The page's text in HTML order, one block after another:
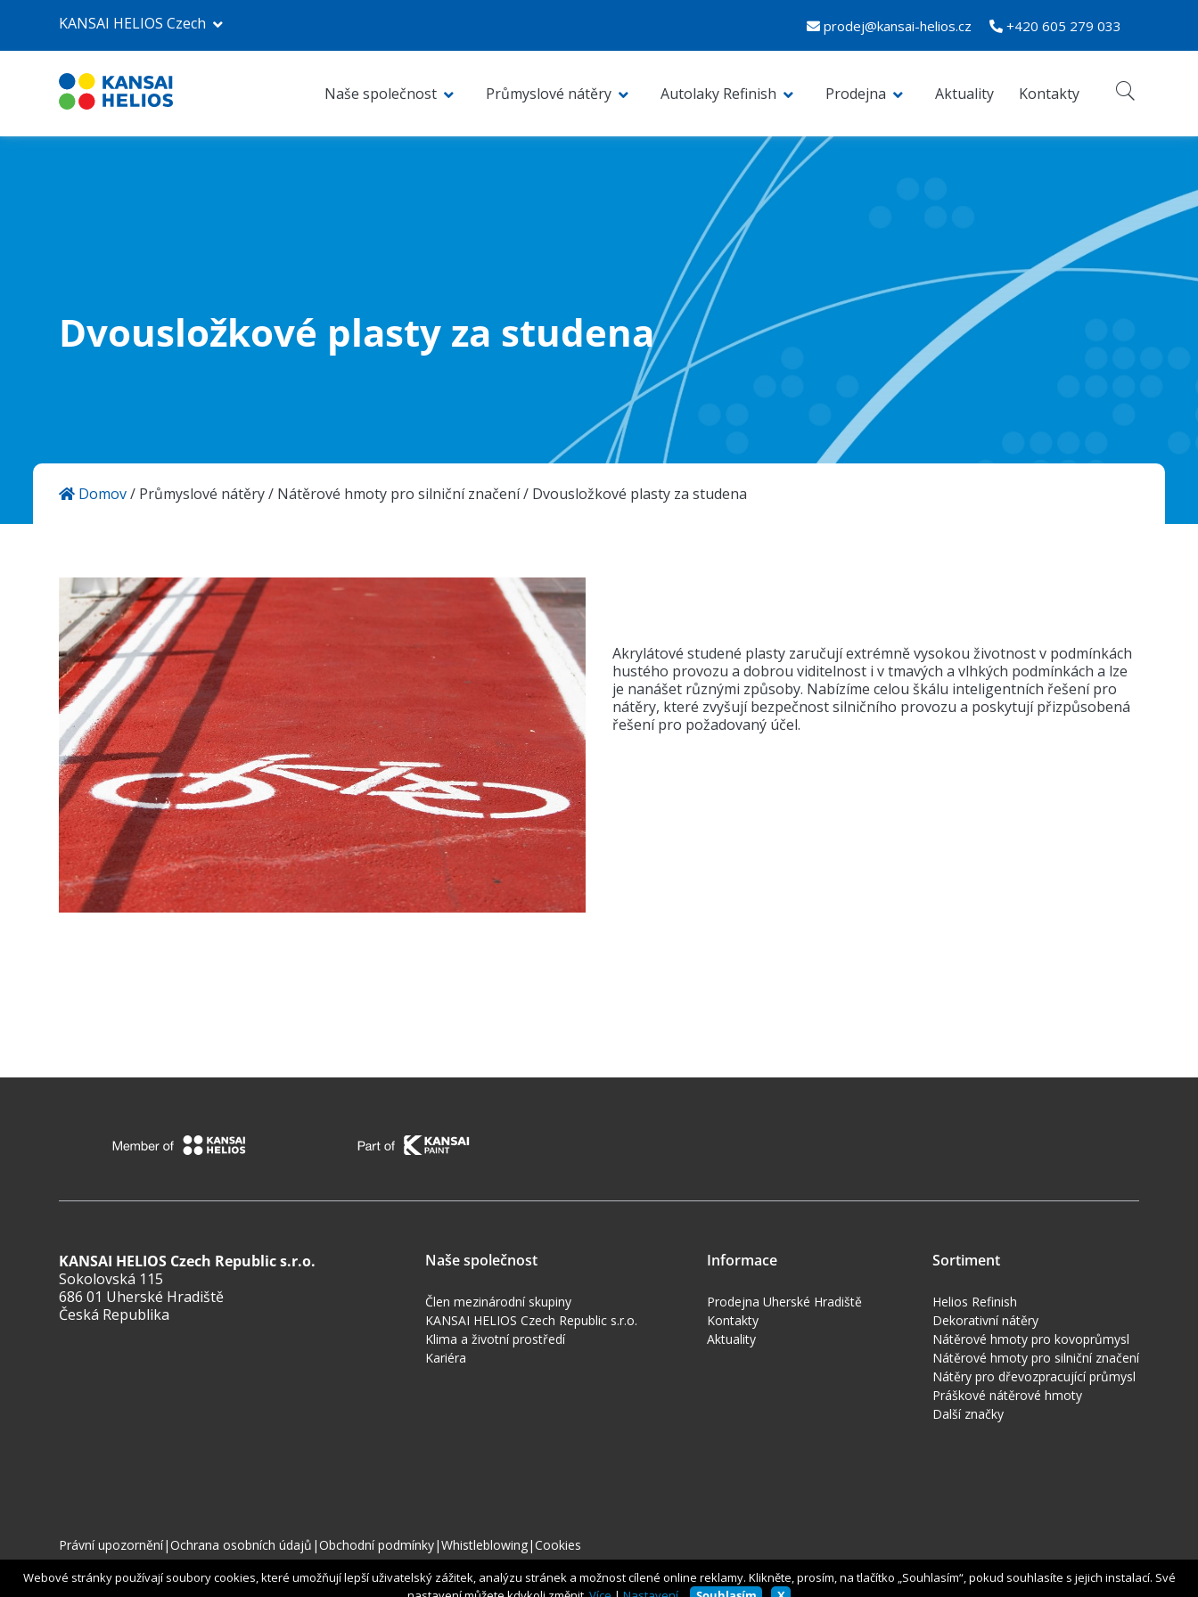
KANSAI HELIOS Czech prodej@kansai-helios.cz +420 605 279 033
Naše společnost Průmyslové nátěry Autolaky Refinish Prodejna Aktuality Kontakty
Dvousložkové plasty za studena
Domov/ Průmyslové nátěry/ Nátěrové hmoty pro silniční značení/ Dvousložkové plasty za studena
Akrylátové studené plasty zaručují extrémně vysokou životnost v podmínkách
hustého provozu a dobrou viditelnost i v tmavých a vlhkých podmínkách a lze
je nanášet různými způsoby. Nabízíme celou škálu inteligentních řešení pro
nátěry, které zvyšují bezpečnost silničního provozu a poskytují přizpůsobená
řešení pro požadovaný účel.
KANSAI HELIOS Czech Republic s.r.o.
Sokolovská 115
686 01 Uherské Hradiště
Česká Republika
Naše společnost
Člen mezinárodní skupiny
KANSAI HELIOS Czech Republic s.r.o.
Klima a životní prostředí
Kariéra
Informace
Prodejna Uherské Hradiště
Kontakty
Aktuality
Sortiment
Helios Refinish
Dekorativní nátěry
Nátěrové hmoty pro kovoprůmysl
Nátěrové hmoty pro silniční značení
Nátěry pro dřevozpracující průmysl
Práškové nátěrové hmoty
Další značky
Právní upozornění|Ochrana osobních údajů |Obchodní podmínky|Whistleblowing|Cookies
Kontakty
Česká Republika
Webové stránky používají soubory cookies, které umožňují lepší uživatelský zážitek, analýzu stránek a možnost cílené online reklamy. Klikněte, prosím, na tlačítko „Souhlasím“, pokud souhlasíte s jejich instalací. Své